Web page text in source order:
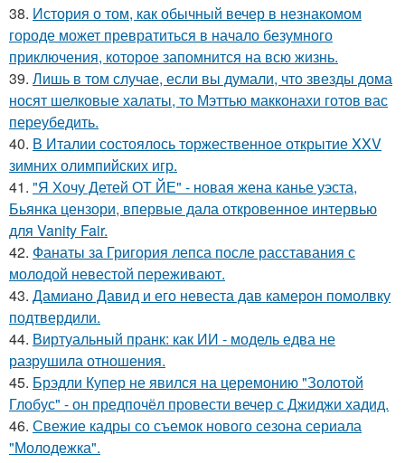
38. История о том, как обычный вечер в незнакомом
городе может превратиться в начало безумного
приключения, которое запомнится на всю жизнь.
39. Лишь в том случае, если вы думали, что звезды дома
носят шелковые халаты, то Мэттью макконахи готов вас
переубедить.
40. В Италии состоялось торжественное открытие XXV
зимних олимпийских игр.
41. "Я Хочу Детей ОТ ЙЕ" - новая жена канье уэста,
Бьянка цензори, впервые дала откровенное интервью
для Vanity Fair.
42. Фанаты за Григория лепса после расставания с
молодой невестой переживают.
43. Дамиано Давид и его невеста дав камерон помолвку
подтвердили.
44. Виртуальный пранк: как ИИ - модель едва не
разрушила отношения.
45. Брэдли Купер не явился на церемонию "Золотой
Глобус" - он предпочёл провести вечер с Джиджи хадид.
46. Свежие кадры со съемок нового сезона сериала
"Молодежка".